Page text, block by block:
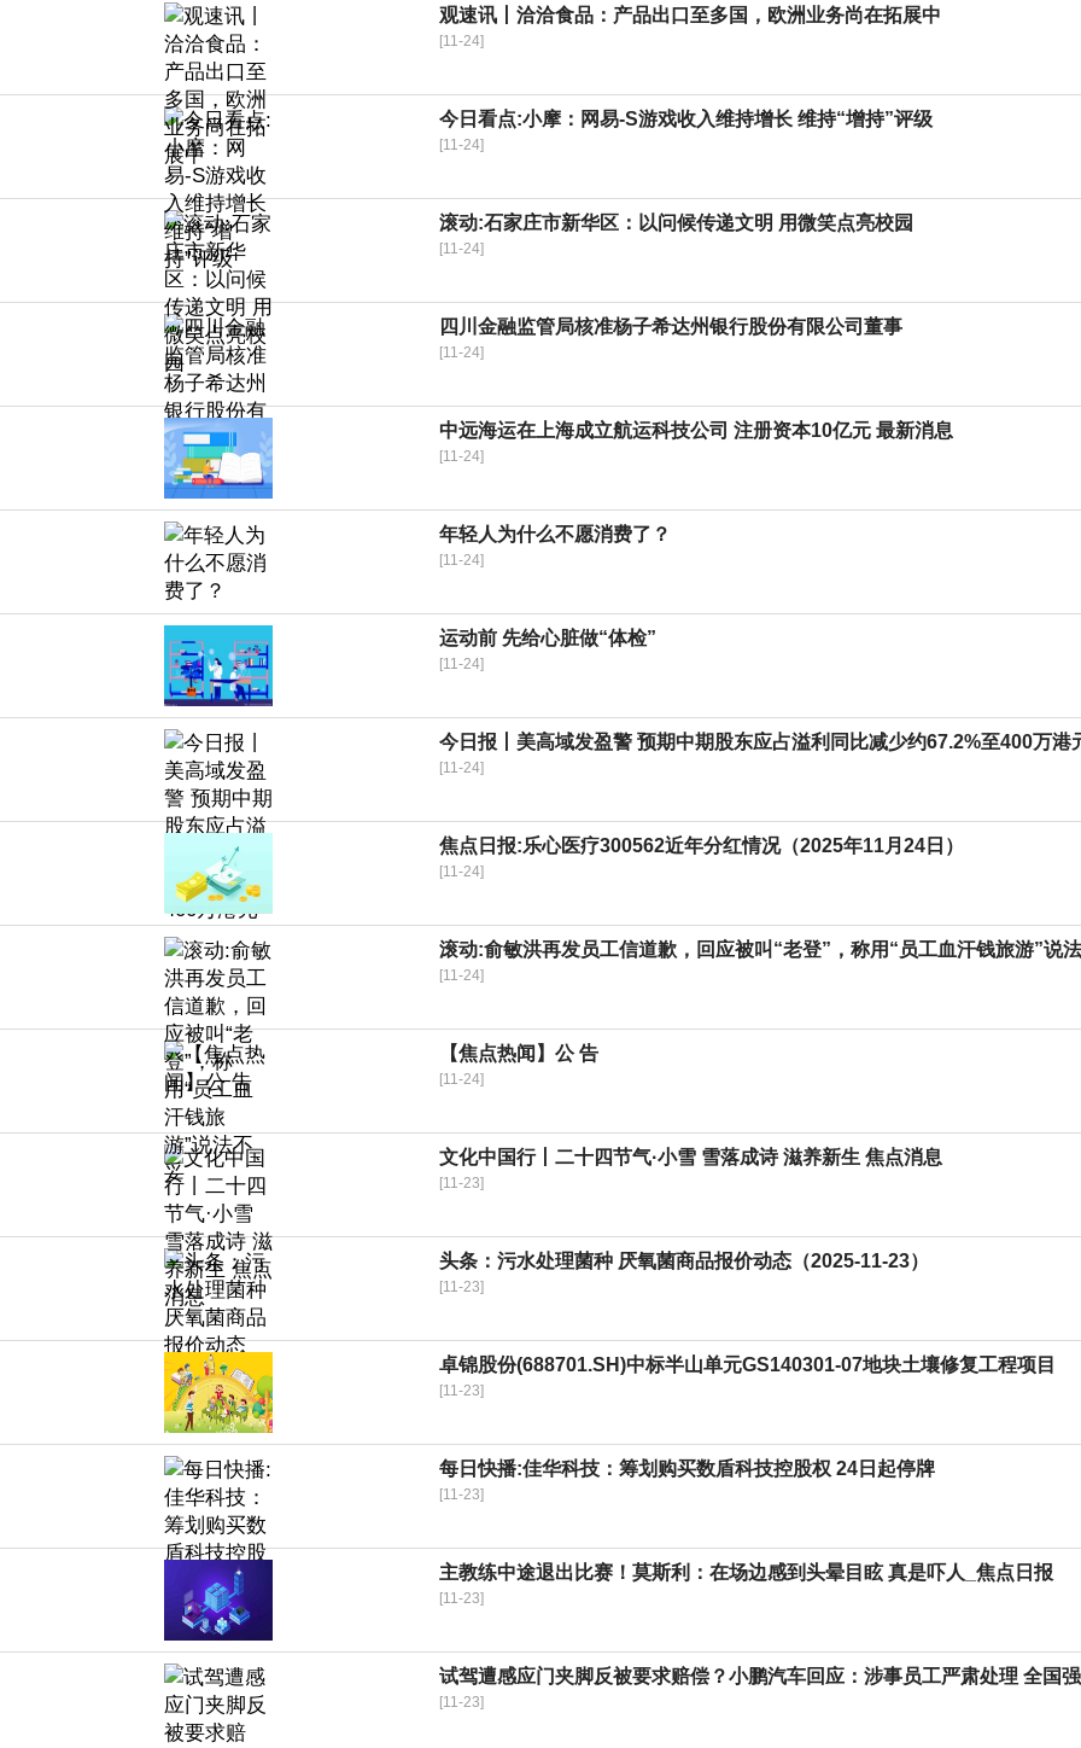
观速讯丨洽洽食品：产品出口至多国，欧洲业务尚在拓展中
[11-24]
今日看点:小摩：网易-S游戏收入维持增长 维持“增持”评级
[11-24]
滚动:石家庄市新华区：以问候传递文明 用微笑点亮校园
[11-24]
四川金融监管局核准杨子希达州银行股份有限公司董事
[11-24]
中远海运在上海成立航运科技公司 注册资本10亿元 最新消息
[11-24]
年轻人为什么不愿消费了？
[11-24]
运动前 先给心脏做“体检”
[11-24]
今日报丨美高域发盈警 预期中期股东应占溢利同比减少约67.2%至400万港
[11-24]
焦点日报:乐心医疗300562近年分红情况（2025年11月24日）
[11-24]
滚动:俞敏洪再发员工信道歉，回应被叫“老登”，称用“员工血汗钱旅游”说
[11-24]
【焦点热闻】公 告
[11-24]
文化中国行丨二十四节气·小雪 雪落成诗 滋养新生 焦点消息
[11-23]
头条：污水处理菌种 厌氧菌商品报价动态（2025-11-23）
[11-23]
卓锦股份(688701.SH)中标半山单元GS140301-07地块土壤修复工程项目
[11-23]
每日快播:佳华科技：筹划购买数盾科技控股权 24日起停牌
[11-23]
主教练中途退出比赛！莫斯利：在场边感到头晕目眩 真是吓人_焦点日报
[11-23]
试驾遭感应门夹脚反被要求赔偿？小鹏汽车回应：涉事员工严肃处理 全国
[11-23]